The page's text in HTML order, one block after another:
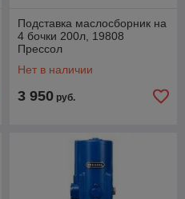
Подставка маслосборник на
4 бочки 200л, 19808
Прессол
Нет в наличии
3 950 руб.